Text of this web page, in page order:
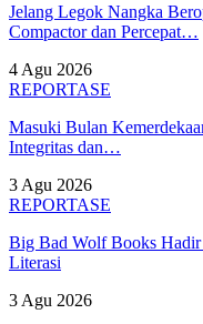
Jelang Legok Nangka
Compactor dan Percepat…
4 Agu 2026
REPORTASE
Masuki Bulan
Integritas dan…
3 Agu 2026
REPORTASE
Big Bad Wolf Books Hadir
Literasi
3 Agu 2026